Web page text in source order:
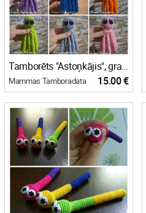
Tamborēts "Astoņkājis", grabulis, grabulītis mazulim, attīstošā rotaļlieta
Mammas Tamboradata 15.00 €